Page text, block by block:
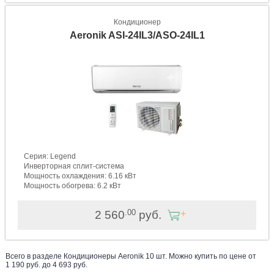
Кондиционер
Aeronik ASI-24IL3/ASO-24IL1
Серия: Legend
Инверторная сплит-система
Мощность охлаждения: 6.16 кВт
Мощность обогрева: 6.2 кВт
2 560 .00руб.
Всего в разделе Кондиционеры Aeronik 10 шт. Можно купить по цене от
1 190 руб. до 4 693 руб.